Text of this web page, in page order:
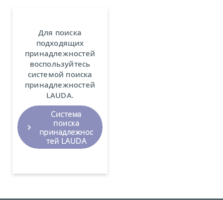
Для поиска
подходящих
принадлежностей
воспользуйтесь
системой поиска
принадлежностей
LAUDA.
Система
поиска
принадлежнос
тей LAUDA